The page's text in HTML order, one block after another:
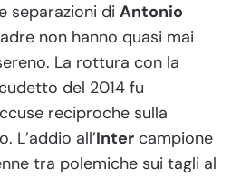
separazioni di Antonio
non hanno quasi mai
La rottura con la
del 2014 fu
reciproche sulla
L’addio all’Inter campione
tra polemiche sui tagli al